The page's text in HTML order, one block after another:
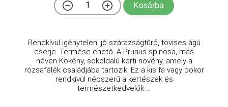
Kosárba
Rendkívül igénytelen, jó szárazságtűrő, tövises ágú
cserje. Termése ehető. A Prunus spinosa, más
néven Kökény, sokoldalú kerti növény, amely a
rózsafélék családjába tartozik. Ez a kis fa vagy bokor
rendkívül népszerű a kertészek és
természetkedvelők ...